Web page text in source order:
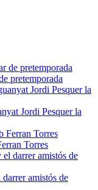
pretemporada
Jordi Pesquer la
Torres
amistós de